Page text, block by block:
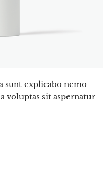
sunt explicabo nemo
voluptas sit aspernatur